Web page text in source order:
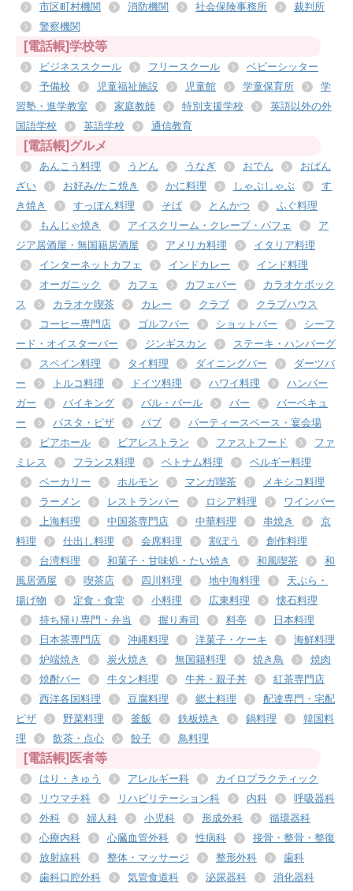
市区町村機関 消防機関 社会保険事務所
裁判所
警察機関
[電話帳]学校等
ビジネススクール フリースクール
ベビーシッター
予備校
児童福祉施設 児童館 学童保育所
学
習塾・進学教室
家庭教師 特別支援学校
英語以外の外
国語学校
英語学校 通信教育
[電話帳]グルメ
あんこう料理 うどん うなぎ おでん
おばん
ざい
お好み/たこ焼き かに料理 しゃぶしゃぶ
す
き焼き
すっぽん料理 そば とんかつ
ふぐ料理
もんじゃ焼き
アイスクリーム・クレープ・パフェ
ア
ジア居酒屋・無国籍居酒屋
アメリカ料理
イタリア料理
インターネットカフェ
インドカレー
インド料理
オーガニック
カフェ カフェバー
カラオケボック
ス
カラオケ喫茶 カレー クラブ
クラブハウス
コーヒー専門店
ゴルフバー ショットバー
シーフ
ード・オイスターバー
ジンギスカン
ステーキ・ハンバーグ
スペイン料理
タイ料理 ダイニングバー
ダーツバ
ー
トルコ料理 ドイツ料理 ハワイ料理
ハンバー
ガー
バイキング バル・バール バー
バーベキュ
ー
パスタ・ピザ パブ
パーティースペース・宴会場
ビアホール
ビアレストラン ファストフード
ファ
ミレス
フランス料理 ベトナム料理
ベルギー料理
ベーカリー
ホルモン マンガ喫茶
メキシコ料理
ラーメン
レストランバー ロシア料理
ワインバー
上海料理
中国茶専門店 中華料理 串焼き
京
料理
仕出し料理 会席料理 割ぽう
創作料理
台湾料理
和菓子・甘味処・たい焼き 和風喫茶
和
風居酒屋
喫茶店 四川料理 地中海料理
天ぷら・
揚げ物
定食・食堂 小料理 広東料理
懐石料理
持ち帰り専門・弁当
握り寿司 料亭
日本料理
日本茶専門店
沖縄料理 洋菓子・ケーキ
海鮮料理
炉端焼き
炭火焼き 無国籍料理 焼き鳥
焼肉
焼酎バー
牛タン料理 牛丼・親子丼
紅茶専門店
西洋各国料理
豆腐料理 郷土料理
配達専門・宅配
ピザ
野菜料理 釜飯 鉄板焼き 鍋料理
韓国料
理
飲茶・点心 餃子 鳥料理
[電話帳]医者等
はり・きゅう アレルギー科
カイロプラクティック
リウマチ科
リハビリテーション科 内科
呼吸器科
外科
婦人科 小児科 形成外科
循環器科
心療内科
心臓血管外科 性病科
接骨・整骨・整復
放射線科
整体・マッサージ 整形外科
歯科
歯科口腔外科
気管食道科 泌尿器科
消化器科